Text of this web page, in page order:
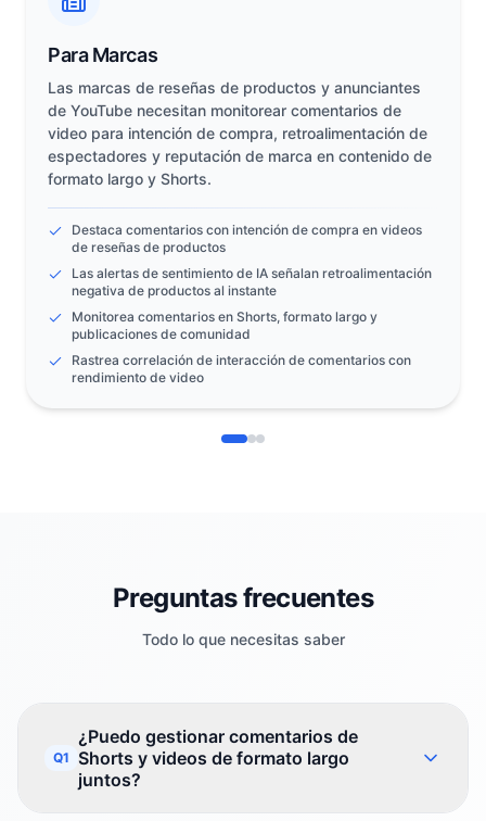
Para Marcas
Las marcas de reseñas de productos y anunciantes
de YouTube necesitan monitorear comentarios de
video para intención de compra, retroalimentación de
espectadores y reputación de marca en contenido de
formato largo y Shorts.
Destaca comentarios con intención de compra en videos
de reseñas de productos
Las alertas de sentimiento de IA señalan retroalimentación
negativa de productos al instante
Monitorea comentarios en Shorts, formato largo y
publicaciones de comunidad
Rastrea correlación de interacción de comentarios con
rendimiento de video
Preguntas frecuentes
Todo lo que necesitas saber
Q1
¿Puedo gestionar comentarios de
Shorts y videos de formato largo
juntos?